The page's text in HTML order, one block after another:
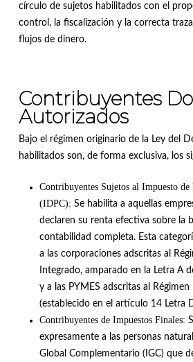
círculo de sujetos habilitados con el
control, la fiscalización y la correcta
flujos de dinero.
Contribuyentes
Autorizados
Bajo el régimen originario de la Ley del
habilitados son, de forma exclusiva, los
Contribuyentes Sujetos al Impuesto
(IDPC): Se habilita a aquellas
declaren su renta efectiva sobre la
contabilidad completa. Esta
a las corporaciones adscritas al
Integrado, amparado en la Letra A
y a las PYMES adscritas al Régimen
(establecido en el artículo 14 Letra
Contribuyentes de Impuestos Finales:
expresamente a las personas
Global Complementario (IGC) que